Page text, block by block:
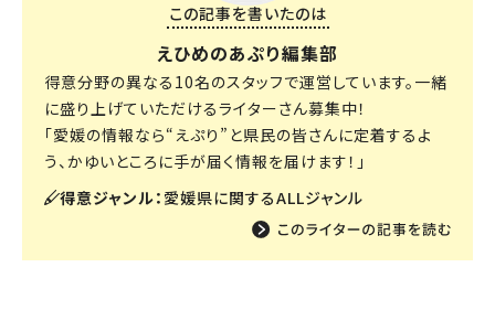
この記事を書いたのは
えひめのあぷり編集部
得意分野の異なる10名のスタッフで運営しています。一緒
に盛り上げていただけるライターさん募集中！
「愛媛の情報なら“えぷり”と県民の皆さんに定着するよ
う、かゆいところに手が届く情報を届けます！」
得意ジャンル： 愛媛県に関するALLジャンル